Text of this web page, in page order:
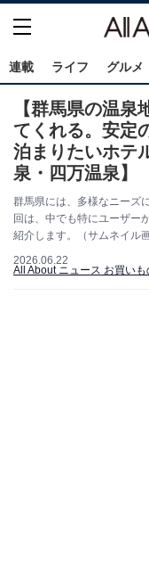
連載 ライフ グルメ
【群馬県の温
てくれる。安定
泊まりたいホテ
泉・四万温泉】
群馬県には、多様なニーズ
回は、中でも特にユーザー
紹介します。（サムネイル
2026.06.22
All About ニュース お買いも